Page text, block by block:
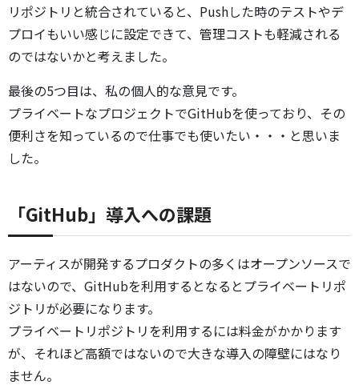
リポジトリと統合されていると、Pushした時のテストやデ
プロイもいい感じに設定できて、管理コストも軽減される
のではないかと考えました。
最後の5つ目は、私の個人的な意見です。
プライベートなプロジェクトでGitHubを使っており、その
便利さを知っているので仕事でも使いたい・・・と思いま
した。
「GitHub」導入への課題
アーティスが開発するプロダクトの多くはオープンソースで
はないので、GitHubを利用するとなるとプライベートリポ
ジトリが必要になります。
プライベートリポジトリを利用するには料金がかかります
が、それほど高額ではないので大きな導入の障壁にはなり
ません。